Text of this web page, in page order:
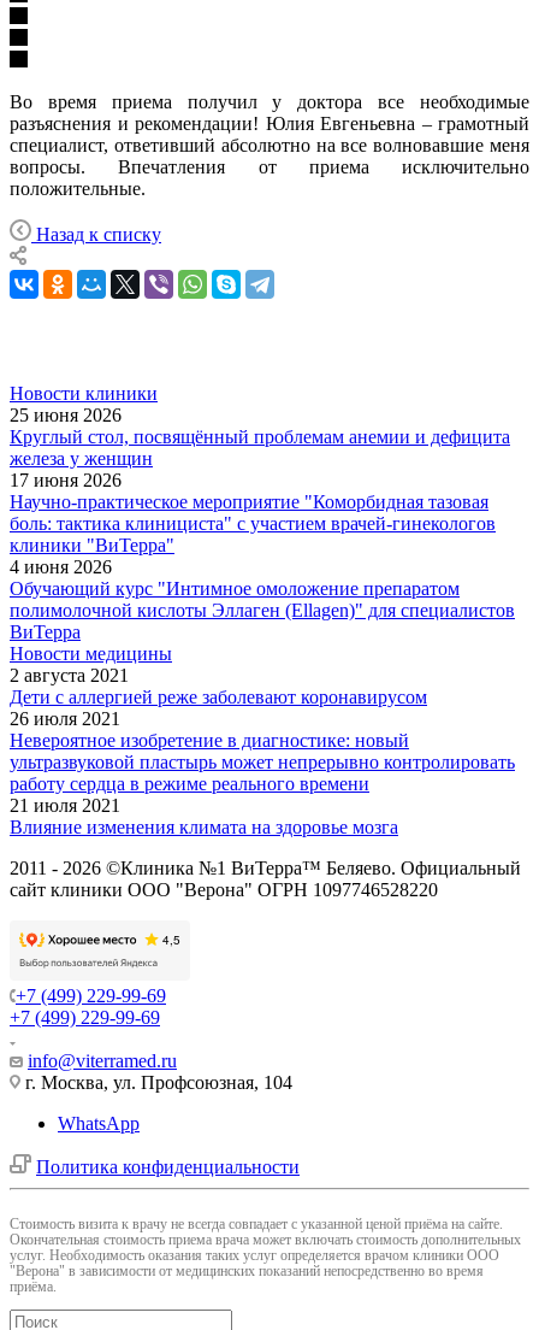
Во время приема получил у доктора все необходимые
разъяснения и рекомендации! Юлия Евгеньевна – грамотный
специалист, ответивший абсолютно на все волновавшие меня
вопросы. Впечатления от приема исключительно
положительные.
Назад к списку
Новости клиники
25 июня 2026
Круглый стол, посвящённый проблемам анемии и дефицита
железа у женщин
17 июня 2026
Научно-практическое мероприятие "Коморбидная тазовая
боль: тактика клинициста" с участием врачей-гинекологов
клиники "ВиТерра"
4 июня 2026
Обучающий курс "Интимное омоложение препаратом
полимолочной кислоты Эллаген (Ellagen)" для специалистов
ВиТерра
Новости медицины
2 августа 2021
Дети с аллергией реже заболевают коронавирусом
26 июля 2021
Невероятное изобретение в диагностике: новый
ультразвуковой пластырь может непрерывно контролировать
работу сердца в режиме реального времени
21 июля 2021
Влияние изменения климата на здоровье мозга
2011 - 2026 ©Клиника №1 ВиТерра™ Беляево. Официальный
сайт клиники ООО "Верона" ОГРН 1097746528220
+7 (499) 229-99-69
+7 (499) 229-99-69
info@viterramed.ru
г. Москва, ул. Профсоюзная, 104
WhatsApp
Политика конфиденциальности
Cтоимость визита к врачу не всегда совпадает с указанной ценой приёма на сайте.
Окончательная стоимость приема врача может включать стоимость дополнительных
услуг. Необходимость оказания таких услуг определяется врачом клиники ООО
"Верона" в зависимости от медицинских показаний непосредственно во время
приёма.